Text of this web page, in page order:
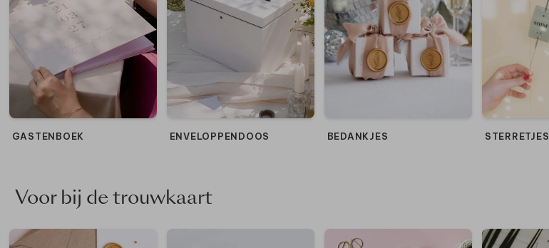
GASTENBOEK ENVELOPPENDOOS BEDANKJES STERRETJES
Voor bij de trouwkaart